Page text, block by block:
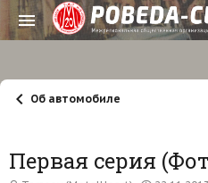
Об автомобиле
Первая серия